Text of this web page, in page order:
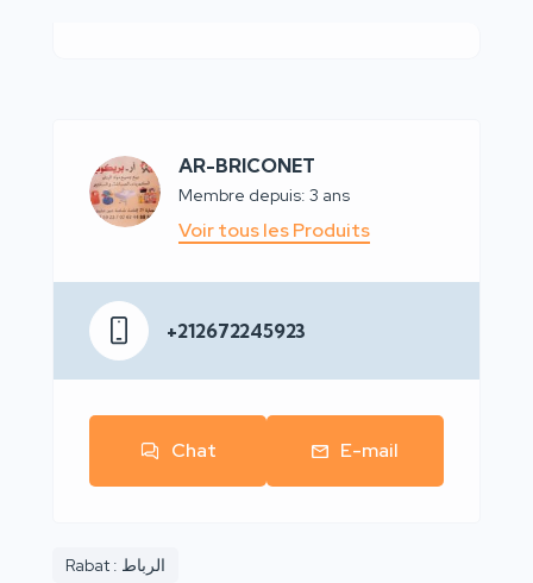
AR-BRICONET
Membre depuis: 3 ans
Voir tous les Produits
+212672245923
Chat E-mail
Rabat : الرباط